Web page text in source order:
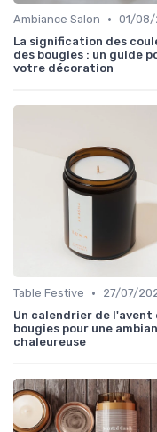
Ambiance Salon • 01/08/
La signification des
des bougies : un guide
votre décoration
Table Festive •
27/07/
Un calendrier de l'avent
bougies pour une
chaleureuse